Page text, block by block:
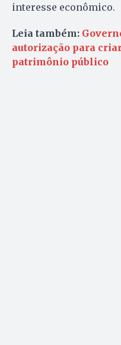
interesse econômico.
Leia também:
autorização para
patrimônio público